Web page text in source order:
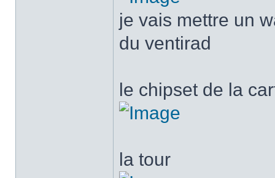
je vais mettre un
du ventirad
le chipset de la
la tour